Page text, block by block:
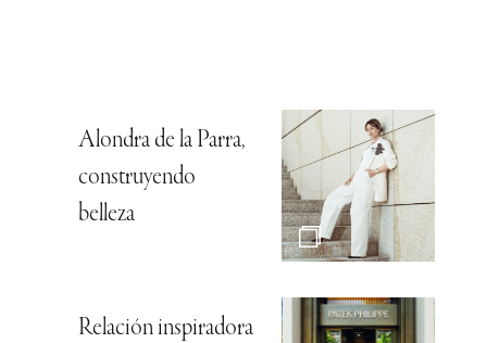
Alondra de la Parra,
construyendo
belleza
Relación inspiradora